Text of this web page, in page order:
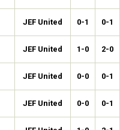
JEF United 0-1 0-1
JEF United 1-0 2-0
JEF United 0-0 0-1
JEF United 0-0 0-1